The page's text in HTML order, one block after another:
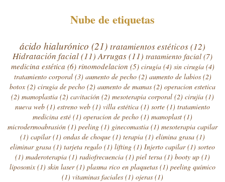
Nube de etiquetas
ácido hialurónico (21) tratamientos estéticos(12)
Hidratación facial(11) Arrugas(11) tratamiento facial (7)
medicina estética (6) rinomodelacion (5) cirugía (4) sin cirugía (4)
tratamiento corporal (3) aumento de pecho (2) aumento de labios (2)
botox (2) cirugia de pecho (2) aumento de mamas (2) operacion estetica
(2) mamoplastia (2) cavitación (2) mesoterapia corporal (2) cirujía (1)
nueva web (1) estreno web (1) villa estética (1) sorte (1) tratamiento
medicina esté (1) operacion de pecho (1) mamoplast (1)
microdermoabrasión (1) peeling (1) ginecomastia (1) mesoterapia capilar
(1) capilar(1) ondas de choque (1) terapia (1) elimina grasa (1)
eliminar grasa (1) tarjeta regalo (1) lifting (1) Injerto capilar(1) sorteo
(1) maderoterapia (1) radiofrecuencia (1) piel tersa (1) booty up (1)
liposonix (1) skin laser(1) plasma rico en plaquetas (1) peeling químico
(1) vitaminas faciales (1) ojeras (1)